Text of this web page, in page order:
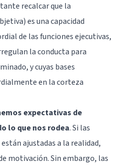
recalcar que la
es una capacidad
de las funciones ejecutivas,
la conducta para
y cuyas bases
en la corteza
expectativas de
lo que nos rodea. Si las
ajustadas a la realidad,
motivación. Sin embargo, las